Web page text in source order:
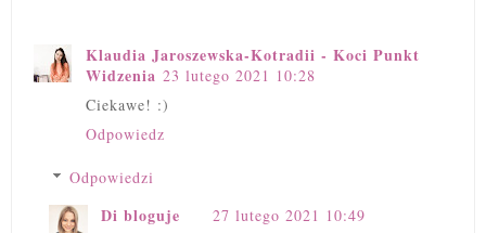
Klaudia Jaroszewska-Kotradii - Koci Punkt
Widzenia 23 lutego 2021 10:28
Ciekawe! :)
Odpowiedz
Odpowiedzi
Di bloguje
27 lutego 2021 10:49